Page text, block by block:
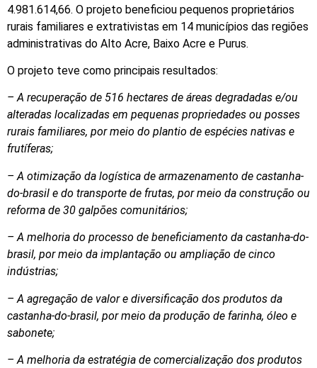
4.981.614,66. O projeto beneficiou pequenos proprietários
rurais familiares e extrativistas em 14 municípios das regiões
administrativas do Alto Acre, Baixo Acre e Purus.
O projeto teve como principais resultados:
– A recuperação de 516 hectares de áreas degradadas e/ou
alteradas localizadas em pequenas propriedades ou posses
rurais familiares, por meio do plantio de espécies nativas e
frutíferas;
– A otimização da logística de armazenamento de castanha-
do-brasil e do transporte de frutas, por meio da construção ou
reforma de 30 galpões comunitários;
– A melhoria do processo de beneficiamento da castanha-do-
brasil, por meio da implantação ou ampliação de cinco
indústrias;
– A agregação de valor e diversificação dos produtos da
castanha-do-brasil, por meio da produção de farinha, óleo e
sabonete;
– A melhoria da estratégia de comercialização dos produtos